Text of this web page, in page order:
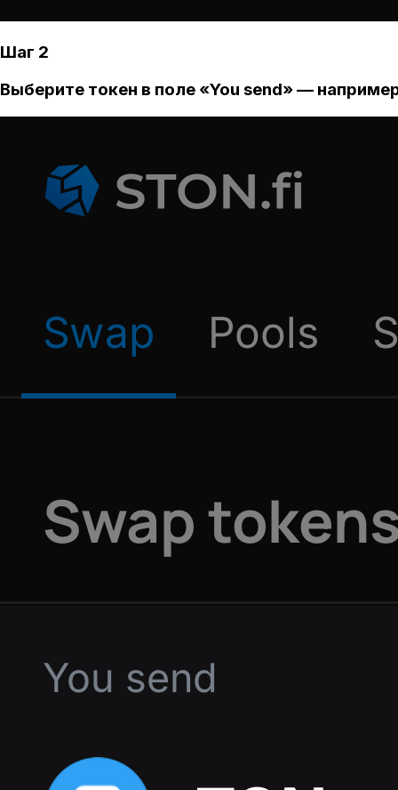
Шаг 2
Выберите токен в поле «You send» —